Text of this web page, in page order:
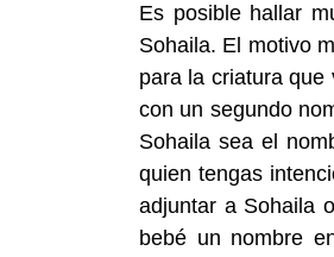
Es posible hallar
Sohaila. El motivo
para la criatura que
con un segundo
Sohaila sea el
quien tengas
adjuntar a Sohaila
bebé un nombre